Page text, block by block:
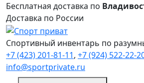
Бесплатная доставка по
Доставка по России
Спортивный инвентарь по
+7 (423) 201-81-11, +7 (924) 522-22-
info@sportprivate.ru